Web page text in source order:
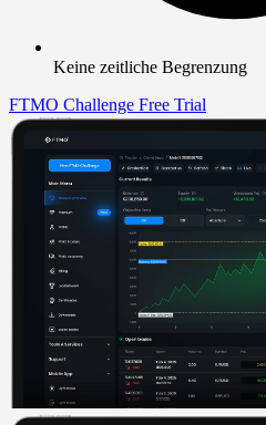
Keine zeitliche Begrenzung
FTMO Challenge Free Trial